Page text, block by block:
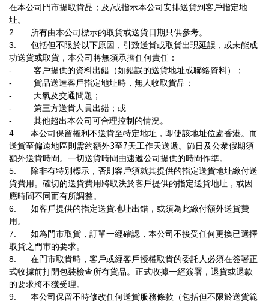
在本公司門市提取貨品；及/或指示本公司安排送貨到客戶指定地
址。
2. 所有由本公司標示的取貨或送貨日期只供參考。
3. 包括但不限於以下原因，引致送貨或取貨出現延誤，或未能成
功送貨或取貨，本公司將無須承擔任何責任：
- 客戶提供的資料出錯（如錯誤的送貨地址或聯絡資料）；
- 貨品送達客戶指定地址時，無人收取貨品；
- 天氣及交通問題；
- 第三方送貨人員出錯；或
- 其他超出本公司可合理控制的情況。
4. 本公司保留權利不送貨至特定地址，即使該地址位處香港。而
送貨至偏遠地區則需約額外3至7天工作天送遞。節日及公衆假期須
額外送貨時間。一切送貨時間由速遞公司提供的時間作準。
5. 除非有特別標示，否則客戶須就其提供的指定送貨地址繳付送
貨費用。確切的送貨費用將取決於客戶提供的指定送貨地址，或因
應時間不同而有所調整。
6. 如客戶提供的指定送貨地址出錯，或須為此繳付額外送貨費
用。
7. 如為門市取貨，訂單一經確認，本公司不接受任何更換已選擇
取貨之門市的要求。
8. 在門市取貨時，客戶或經客戶授權取貨的委託人必須在簽署正
式收據前打開包裝檢查所有貨品。正式收據一經簽署，退貨或退款
的要求將不獲受理。
9. 本公司保留不時修改任何送貨服務條款（包括但不限於送貨範